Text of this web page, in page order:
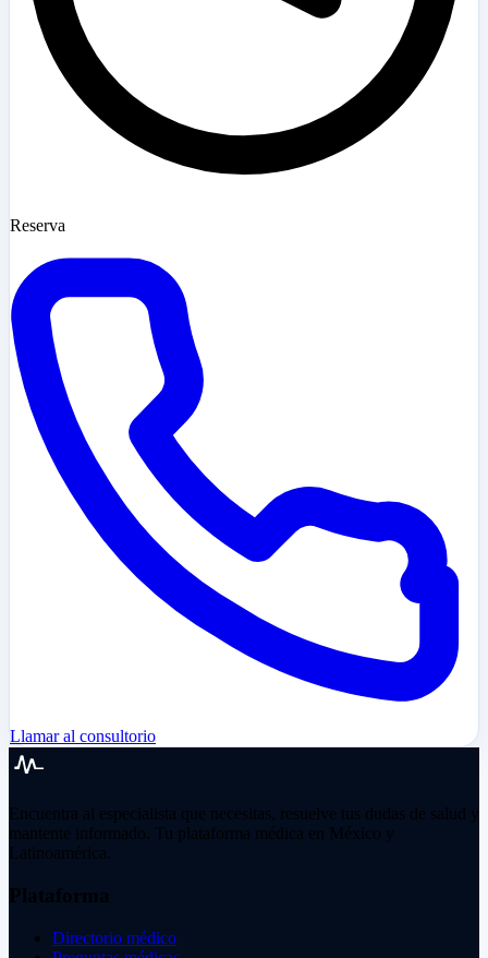
Reserva
Llamar al consultorio
Encuentra al especialista que necesitas, resuelve tus dudas de salud y
mantente informado. Tu plataforma médica en México y
Latinoamérica.
Plataforma
Directorio médico